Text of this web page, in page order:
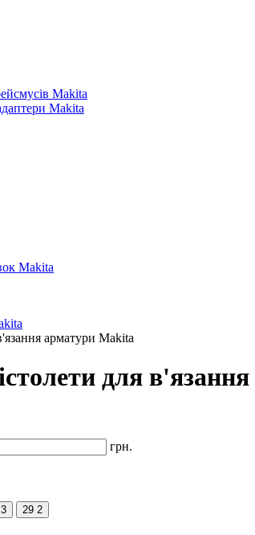
Makita
Makita
Makita
арматури Makita
для
грн.
3 29 2